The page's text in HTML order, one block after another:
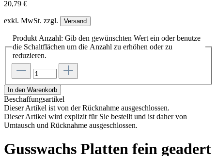
20,79 €
exkl. MwSt. zzgl. Versand
Produkt Anzahl: Gib den gewünschten Wert ein oder benutze
die Schaltflächen um die Anzahl zu erhöhen oder zu
reduzieren.
In den Warenkorb
Beschaffungsartikel
Dieser Artikel ist von der Rücknahme ausgeschlossen.
Dieser Artikel wird explizit für Sie bestellt und ist daher von
Umtausch und Rücknahme ausgeschlossen.
Gusswachs Platten fein geadert